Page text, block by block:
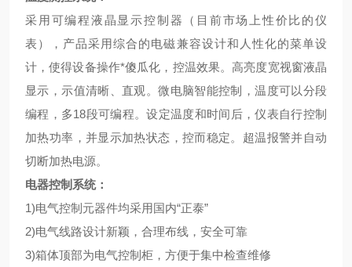
采用可编程液晶显示控制器（目前市场上性价比的仪
表），产品采用综合的电磁兼容设计和人性化的菜单设
计，使得设备操作*傻瓜化，控温效果。高亮度宽视窗液晶
显示，示值清晰、直观。微电脑智能控制，温度可以分段
编程，多18段可编程。设定温度和时间后，仪表自行控制
加热功率，并显示加热状态，控而稳定。超温报警并自动
切断加热电源。
电器控制系统：
1)电气控制元器件均采用国内“正泰”
2)电气线路设计新颖，合理布线，安全可靠
3)箱体顶部为电气控制柜，方便于集中检查维修